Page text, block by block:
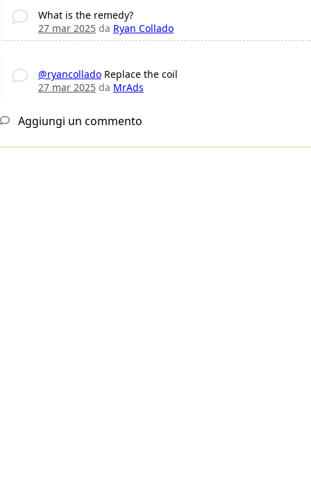
What is the remedy?
27 mar 2025da Ryan Collado
@ryancolladoReplace the coil
27 mar 2025da MrAds
Aggiungi un commento